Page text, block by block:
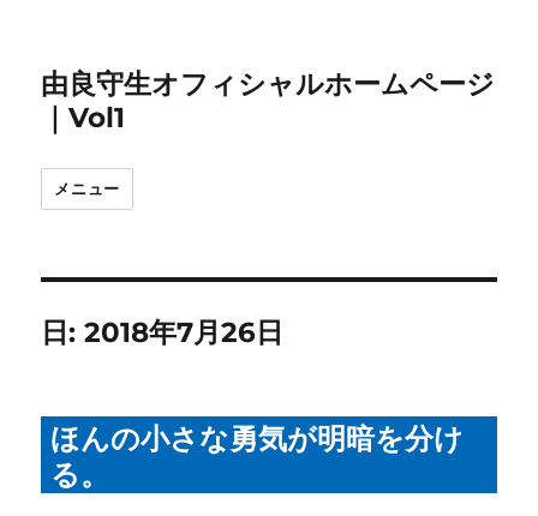
由良守生オフィシャルホームページ
｜Vol1
メニュー
日:2018年7月26日
ほんの小さな勇気が明暗を分け
る。